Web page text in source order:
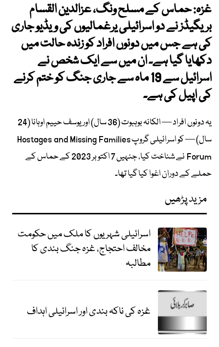
غزہ: حماس کے مسلح ونگ، عزالدین القسام
بریگیڈز نے دو اسرائیلی یرغمالیوں کی ویڈیو جاری
کی ہے جس میں دونوں افراد کو زندہ حالت میں
دکھایا گیا ہے۔ ان میں سے ایک شخص نے
اسرائیل سے 19 ماہ سے جاری جنگ کو ختم کرنے
کی اپیل کی ہے۔
یہ دونوں افراد — الکانہ بوہبوت (36 سال) اور یوسف حییم اوہانا (24
سال) — کو اسرائیلی گروپ Hostages and Missing Families
Forum نے شناخت کیا، جنہیں 7 اکتوبر 2023 کے حماس کے
حملے کے دوران اغوا کیا گیا تھا۔
مزید پڑھیں
اسرائیلی شہریوں کا ملک میں حکومت
مخالف احتجاج، غزہ جنگ بندی کا
مطالبہ
غزہ کی ناکہ بندی اور اسرائیلی اہداف